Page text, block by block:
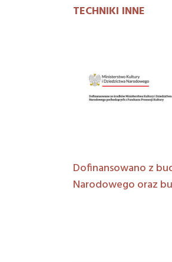
TECHNIKI INNE
Dofinansowano z
Narodowego oraz